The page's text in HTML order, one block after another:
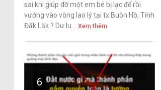
sai khi giúp đỡ một em bé bị lạc để rồi
vướng vào vòng lao lý tại tx Buôn Hồ, Tỉnh
Đăk Lăk ? Dư lu...
Xem thêm
6